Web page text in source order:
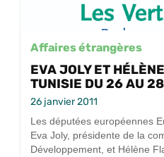
Affaires étrangères
EVA JOLY ET
TUNISIE DU 26 AU
26 janvier 2011
Les députées européennes
Eva Joly, présidente de la
Développement, et Hélène